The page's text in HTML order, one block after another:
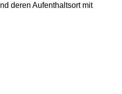
deren Aufenthaltsort mit
geöffnet)